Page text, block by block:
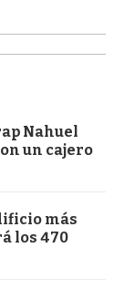
Nahuel
un cajero
más
los 470